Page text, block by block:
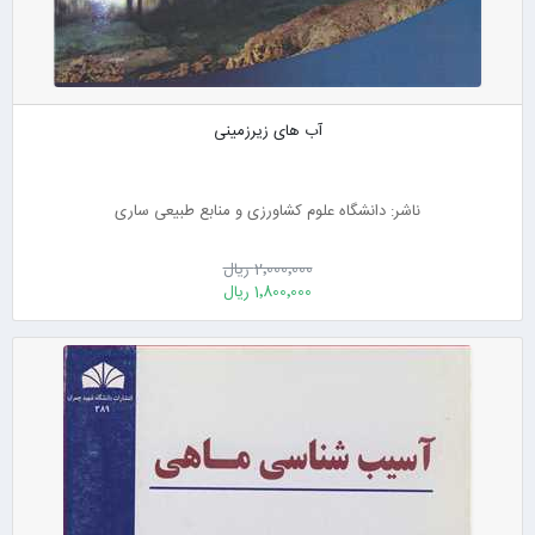
آب های زیرزمینی
ناشر: دانشگاه علوم کشاورزی و منابع طبیعی ساری
2٬000٬000 ریال
1٬800٬000 ریال